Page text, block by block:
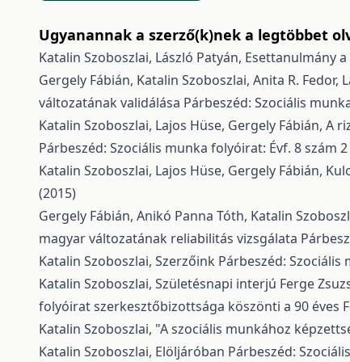
Ugyanannak a szerző(k)nek a legtöbbet
Katalin Szoboszlai, László Patyán, Esettanulmány
Gergely Fábián, Katalin Szoboszlai, Anita R.
változatának validálása Párbeszéd: Szociális
Katalin Szoboszlai, Lajos Hüse, Gergely Fábián, A
Párbeszéd: Szociális munka folyóirat: Évf. 8 szám 2
Katalin Szoboszlai, Lajos Hüse, Gergely Fábián,
(2015)
Gergely Fábián, Anikó Panna Tóth, Katalin
magyar változatának reliabilitás vizsgálata
Katalin Szoboszlai, Szerzőink Párbeszéd: Szociális
Katalin Szoboszlai, Születésnapi interjú Ferge
folyóirat szerkesztőbizottsága köszönti a 90 éves
Katalin Szoboszlai, "A szociális munkához
Katalin Szoboszlai, Elöljáróban Párbeszéd: